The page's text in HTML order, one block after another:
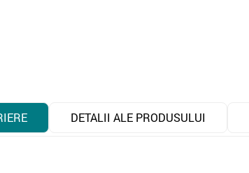
DETALII ALE PRODUSULUI